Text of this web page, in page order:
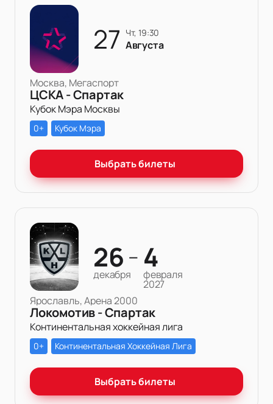
27 чт, 19:30
Августа
Москва, Мегаспорт
ЦСКА - Спартак
Кубок Мэра Москвы
0+ Кубок Мэра
Выбрать билеты
26
декабря
— 4
февраля
2027
Ярославль, Арена 2000
Локомотив - Спартак
Континентальная хоккейная лига
0+ Континентальная Хоккейная Лига
Выбрать билеты